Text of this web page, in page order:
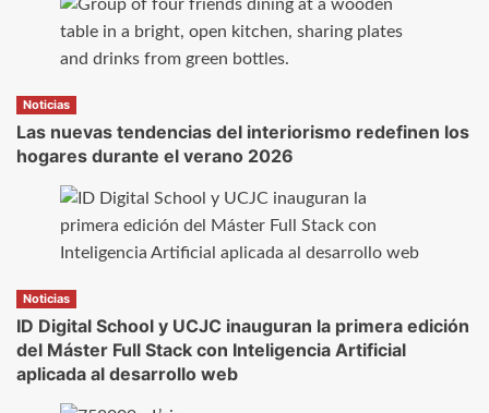
Noticias
Las nuevas tendencias del interiorismo redefinen los
hogares durante el verano 2026
Noticias
ID Digital School y UCJC inauguran la primera edición
del Máster Full Stack con Inteligencia Artificial
aplicada al desarrollo web